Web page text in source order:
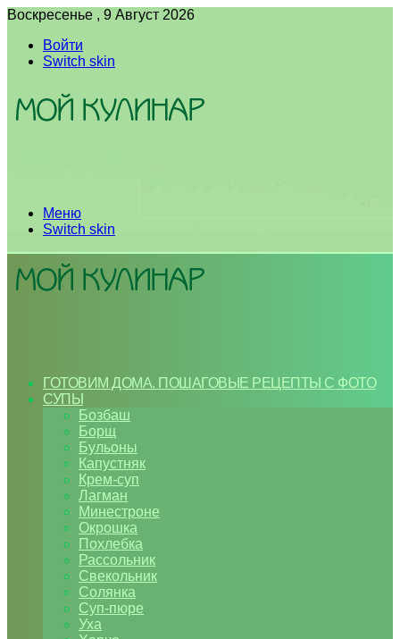
Воскресенье , 9 Август 2026
Войти
Switch skin
Меню
Switch skin
ГОТОВИМ ДОМА. ПОШАГОВЫЕ РЕЦЕПТЫ С ФОТО
СУПЫ
Бозбаш
Борщ
Бульоны
Капустняк
Крем-суп
Лагман
Минестроне
Окрошка
Похлебка
Рассольник
Свекольник
Солянка
Суп-пюре
Уха